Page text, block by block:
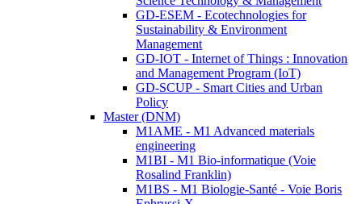
GD-ESEM - Ecotechnologies for
Sustainability & Environment
Management
GD-IOT - Internet of Things : Innovation
and Management Program (IoT)
GD-SCUP - Smart Cities and Urban
Policy
Master (DNM)
M1AME - M1 Advanced materials
engineering
M1BI - M1 Bio-informatique (Voie
Rosalind Franklin)
M1BS - M1 Biologie-Santé - Voie Boris